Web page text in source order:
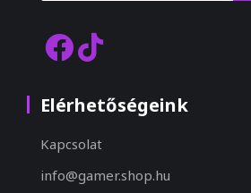
Elérhetőségeink
Kapcsolat
info@gamer.shop.hu